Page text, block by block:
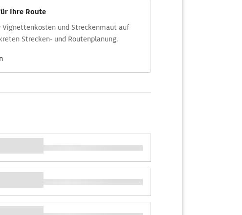
Ihre Route
Vignettenkosten und Streckenmaut auf
Strecken- und Routenplanung.